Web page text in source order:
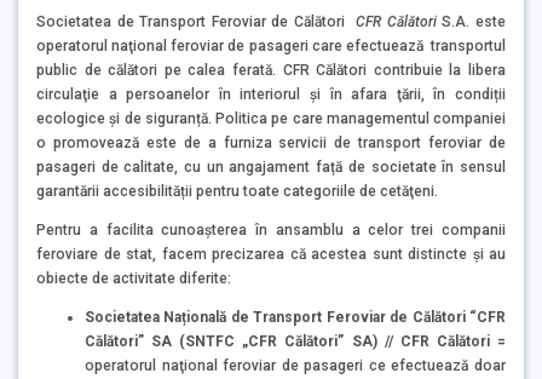
Societatea de Transport Feroviar de CălătoriCFR CălătoriS.A. este
operatorul naţional feroviar de pasageri care efectuează transportul
public de călători pe calea ferată. CFR Călători contribuie la libera
circulaţie a persoanelor în interiorul şi în afara ţării, în condiții
ecologice și de siguranță. Politica pe care managementul companiei
o promovează este de a furniza servicii de transport feroviar de
pasageri de calitate, cu un angajament față de societate în sensul
garantării accesibilității pentru toate categoriile de cetăţeni.
Pentru a facilita cunoaşterea în ansamblu a celor trei companii
feroviare de stat, facem precizarea că acestea sunt distincte şi au
obiecte de activitate diferite:
Societatea Națională de Transport Feroviar de Călători “CFR
Călători” SA (SNTFC „CFR Călători” SA) // CFR Călători =
operatorul naţional feroviar de pasageri ce efectuează doar